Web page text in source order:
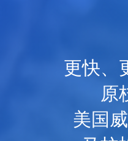
更快、
原
美国